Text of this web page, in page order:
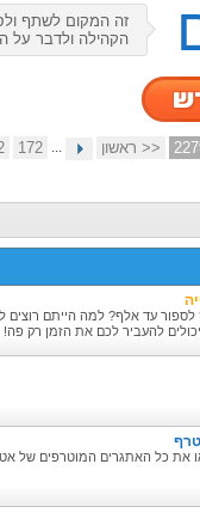
זה המקום לשתף
הקהילה ולדבר על
<< ראשון ...
172
לספור עד אלף? למה הייתם
להעביר לכם את הזמן רק פה!
את כל האתגרים המוטרפים של